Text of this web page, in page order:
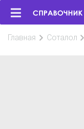
Главная Соталол